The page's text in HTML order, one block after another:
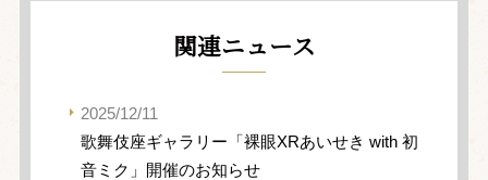
関連ニュース
2025/12/11
歌舞伎座ギャラリー「裸眼XRあいせき with 初
音ミク」開催のお知らせ